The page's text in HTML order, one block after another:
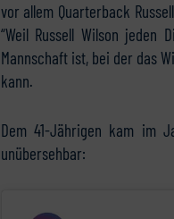
vor allem Quarterback
“Weil Russell Wilson jeden
Mannschaft ist, bei der das
kann.
Dem 41-Jährigen kam im
unübersehbar: